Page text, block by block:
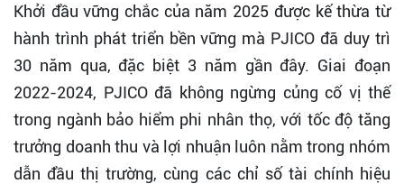
Khởi đầu vững chắc của năm 2025 được kế thừa từ
hành trình phát triển bền vững mà PJICO đã duy trì
30 năm qua, đặc biệt 3 năm gần đây. Giai đoạn
2022-2024, PJICO đã không ngừng củng cố vị thế
trong ngành bảo hiểm phi nhân thọ, với tốc độ tăng
trưởng doanh thu và lợi nhuận luôn nằm trong nhóm
dẫn đầu thị trường, cùng các chỉ số tài chính hiệu